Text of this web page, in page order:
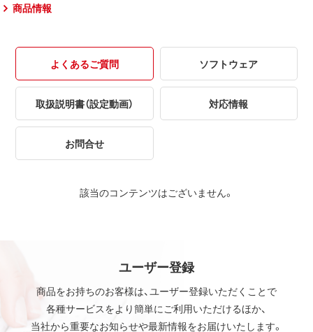
商品情報
よくあるご質問 ソフトウェア
取扱説明書（設定動画） 対応情報
お問合せ
該当のコンテンツはございません。
ユーザー登録
商品をお持ちのお客様は、ユーザー登録いただくことで
各種サービスをより簡単にご利用いただけるほか、
当社から重要なお知らせや最新情報をお届けいたします。